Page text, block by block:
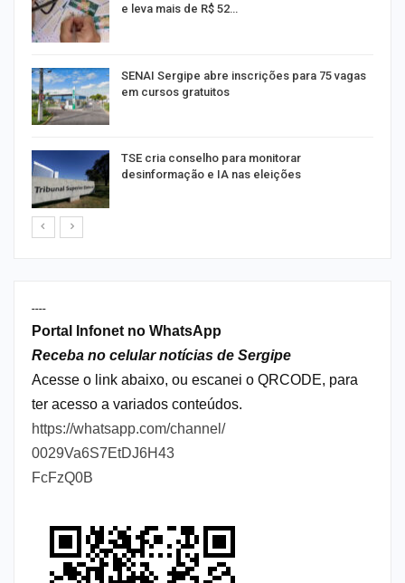
e leva mais de R$ 52…
SENAI Sergipe abre inscrições para 75 vagas
em cursos gratuitos
TSE cria conselho para monitorar
desinformação e IA nas eleições
----
Portal Infonet no WhatsApp
Receba no celular notícias de Sergipe
Acesse o link abaixo, ou escanei o QRCODE, para
ter acesso a variados conteúdos.
https://whatsapp.com/channel/
0029Va6S7EtDJ6H43
FcFzQ0B